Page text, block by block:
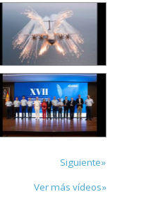
Siguiente»
Ver más vídeos»